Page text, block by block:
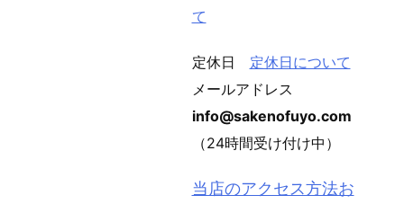
て
定休日 定休日について
メールアドレス
info@sakenofuyo.com
（24時間受け付け中）
当店のアクセス方法お